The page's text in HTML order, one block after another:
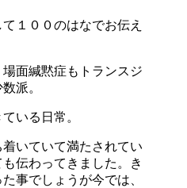
１００のはなでお伝え
面緘黙症もトランスジ
派。
いる日常。
いていて満たされてい
伝わってきました。き
事でしょうが今では、